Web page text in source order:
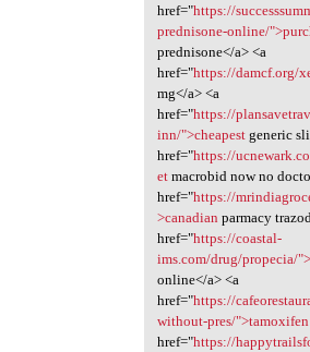
href="https://
prednisone-online/
prednisone</a> <a
href="https://damcf.org/
mg</a> <a
href="https://
inn/">cheapestgeneric
href="https://
etmacrobid now no
href="https://
>canadian parmacy
href="https://coastal-
ims.com/drug/propecia/
online</a> <a
href="https://
without-pres/">tamoxifen
href="https://